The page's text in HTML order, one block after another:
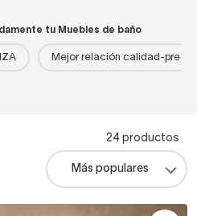
tu Muebles de baño
Mejor relación calidad-precio
24 productos